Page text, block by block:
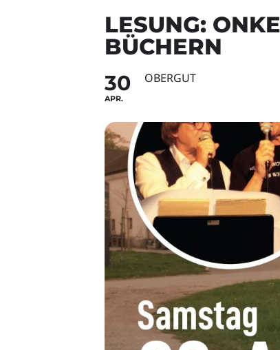
LESUNG:
BÜCHERN
30
APR.
OBERGUT